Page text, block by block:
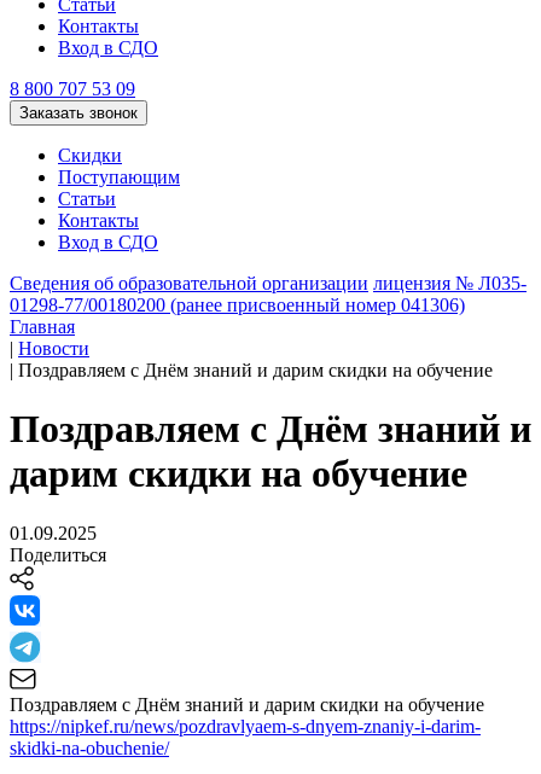
Статьи
Контакты
Вход в СДО
8 800 707 53 09
Заказать звонок
Скидки
Поступающим
Статьи
Контакты
Вход в СДО
Сведения об образовательной организации лицензия № Л035-
01298-77/00180200 (ранее присвоенный номер 041306)
Главная
| Новости
| Поздравляем с Днём знаний и дарим скидки на обучение
Поздравляем с Днём знаний и
дарим скидки на обучение
01.09.2025
Поделиться
Поздравляем с Днём знаний и дарим скидки на обучение
https://nipkef.ru/news/pozdravlyaem-s-dnyem-znaniy-i-darim-
skidki-na-obuchenie/